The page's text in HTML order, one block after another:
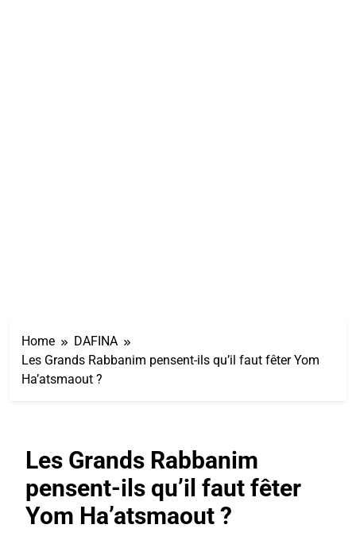
Home
DAFINA
Les Grands Rabbanim pensent-ils qu’il faut fêter Yom
Ha’atsmaout ?
Les Grands Rabbanim
pensent-ils qu’il faut fêter
Yom Ha’atsmaout ?